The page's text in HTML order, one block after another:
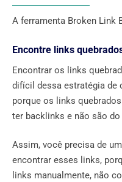
A ferramenta Broken Link
Encontre links
Encontrar os links
difícil dessa estratégia de
porque os links
ter backlinks e não são
Assim, você precisa de
encontrar esses links,
links manualmente, não